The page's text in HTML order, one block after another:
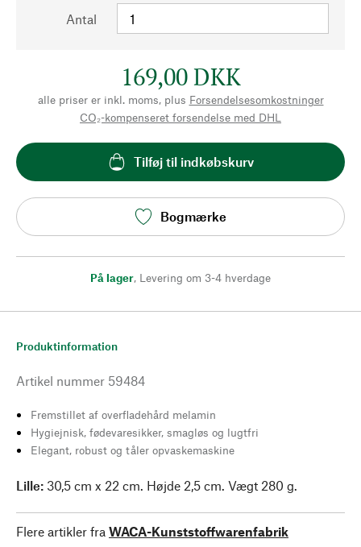
Antal
169,00 DKK
alle priser er inkl. moms, plus Forsendelsesomkostninger
CO₂-kompenseret forsendelse med DHL
Tilføj til indkøbskurv
Bogmærke
På lager, Levering om 3-4 hverdage
Produktinformation
Artikel nummer 59484
Fremstillet af overfladehård melamin
Hygiejnisk, fødevaresikker, smagløs og lugtfri
Elegant, robust og tåler opvaskemaskine
Lille: 30,5 cm x 22 cm. Højde 2,5 cm. Vægt 280 g.
Flere artikler fra WACA-Kunststoffwarenfabrik